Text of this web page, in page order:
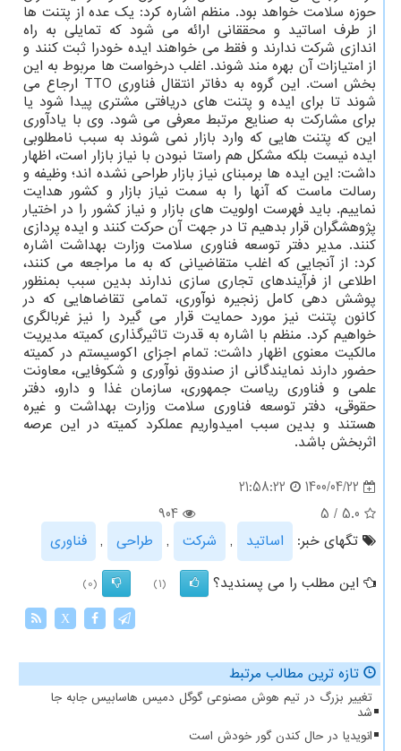
حوزه سلامت خواهد بود. منظم اشاره کرد: یک عده از پتنت ها
از طرف اساتید و محققانی ارائه می شود که تمایلی به راه
اندازی شرکت ندارند و فقط می خواهند ایده خودرا ثبت کنند و
از امتیازات آن بهره مند شوند. اغلب درخواست ها مربوط به این
بخش است. این گروه به دفاتر انتقال فناوری TTO ارجاع می
شوند تا برای ایده و پتنت های دریافتی مشتری پیدا شود یا
برای مشارکت به صنایع مرتبط معرفی می شود. وی با یادآوری
این که پتنت هایی که وارد بازار نمی شوند به سبب نامطلوبی
ایده نیست بلکه مشکل هم راستا نبودن با نیاز بازار است، اظهار
داشت: این ایده ها برمبنای نیاز بازار طراحی نشده اند؛ وظیفه و
رسالت ماست که آنها را به سمت نیاز بازار و کشور هدایت
نماییم. باید فهرست اولویت های بازار و نیاز کشور را در اختیار
پژوهشگران قرار بدهیم تا در جهت آن حرکت کنند و ایده پردازی
کنند. مدیر دفتر توسعه فناوری سلامت وزارت بهداشت اشاره
کرد: از آنجایی که اغلب متقاضیانی که به ما مراجعه می کنند،
اطلاعی از فرآیندهای تجاری سازی ندارند بدین سبب بمنظور
پوشش دهی کامل زنجیره نوآوری، تمامی تقاضاهایی که در
کانون پتنت نیز مورد حمایت قرار می گیرد را نیز غربالگری
خواهیم کرد. منظم با اشاره به قدرت تاثیرگذاری کمیته مدیریت
مالکیت معنوی اظهار داشت: تمام اجزای اکوسیستم در کمیته
حضور دارند نمایندگانی از صندوق نوآوری و شکوفایی، معاونت
علمی و فناوری ریاست جمهوری، سازمان غذا و دارو، دفتر
حقوقی، دفتر توسعه فناوری سلامت وزارت بهداشت و غیره
هستند و بدین سبب امیدواریم عملکرد کمیته در این عرصه
اثربخش باشد.
1400/04/22
21:58:22
5.0
/
5
904
تگهای خبر:
اساتید , شركت , طراحی ,
فناوری
این مطلب را می پسندید؟
(1)
(0)
X
تازه ترین مطالب مرتبط
تغییر بزرگ در تیم هوش مصنوعی گوگل دمیس هاسابیس جابه جا
شد
انویدیا در حال کندن گور خودش است